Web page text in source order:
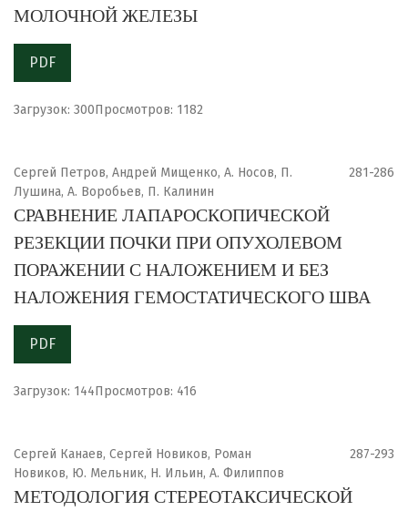
МОЛОЧНОЙ ЖЕЛЕЗЫ
PDF
Загрузок: 300Просмотров: 1182
Сергей Петров, Андрей Мищенко, А. Носов, П.
Лушина, А. Воробьев, П. Калинин
281-286
СРАВНЕНИЕ ЛАПАРОСКОПИЧЕСКОЙ
РЕЗЕКЦИИ ПОЧКИ ПРИ ОПУХОЛЕВОМ
ПОРАЖЕНИИ С НАЛОЖЕНИЕМ И БЕЗ
НАЛОЖЕНИЯ ГЕМОСТАТИЧЕСКОГО ШВА
PDF
Загрузок: 144Просмотров: 416
Сергей Канаев, Сергей Новиков, Роман
Новиков, Ю. Мельник, Н. Ильин, А. Филиппов
287-293
МЕТОДОЛОГИЯ СТЕРЕОТАКСИЧЕСКОЙ